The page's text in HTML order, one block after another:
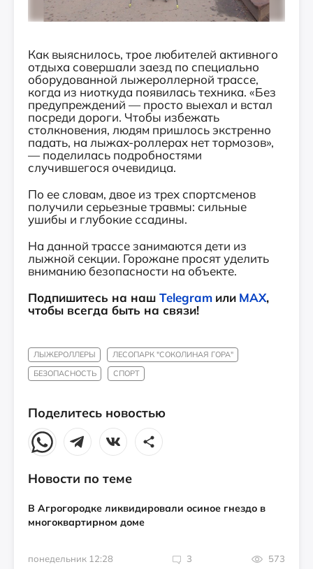
Как выяснилось, трое любителей активного
отдыха совершали заезд по специально
оборудованной лыжероллерной трассе,
когда из ниоткуда появилась техника. «Без
предупреждений — просто выехал и встал
посреди дороги. Чтобы избежать
столкновения, людям пришлось экстренно
падать, на лыжах-роллерах нет тормозов»,
— поделилась подробностями
случившегося очевидица.
По ее словам, двое из трех спортсменов
получили серьезные травмы: сильные
ушибы и глубокие ссадины.
На данной трассе занимаются дети из
лыжной секции. Горожане просят уделить
вниманию безопасности на объекте.
Подпишитесь на наш Telegram или MAX,
чтобы всегда быть на связи!
ЛЫЖЕРОЛЛЕРЫ
ЛЕСОПАРК "СОКОЛИНАЯ ГОРА"
БЕЗОПАСНОСТЬ
СПОРТ
Поделитесь новостью
Новости по теме
В Агрогородке ликвидировали осиное гнездо в
многоквартирном доме
понедельник 12:28 3 573